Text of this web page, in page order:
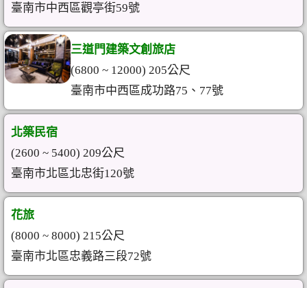
臺南市中西區觀亭街59號
三道門建築文創旅店
(6800 ~ 12000) 205公尺
臺南市中西區成功路75、77號
北築民宿
(2600 ~ 5400) 209公尺
臺南市北區北忠街120號
花旅
(8000 ~ 8000) 215公尺
臺南市北區忠義路三段72號